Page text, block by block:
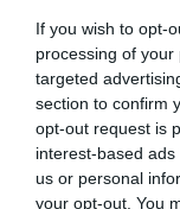
If you wish to opt-
processing of
targeted
section to confirm
opt-out request is
interest-based
us or personal
your opt-out. You